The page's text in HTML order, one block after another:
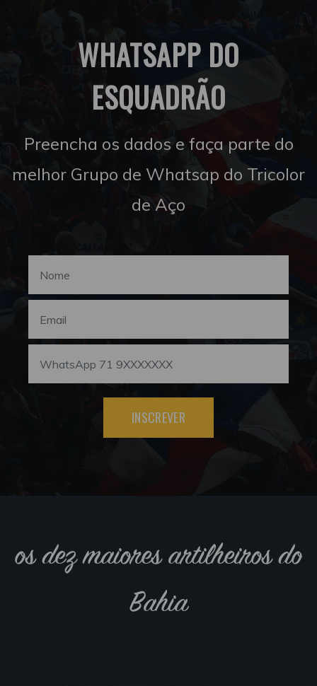
WHATSAPP DO
ESQUADRÃO
Preencha os dados e faça parte do
melhor Grupo de Whatsap do Tricolor
de Aço
INSCREVER
os dez maiores artilheiros do
Bahia